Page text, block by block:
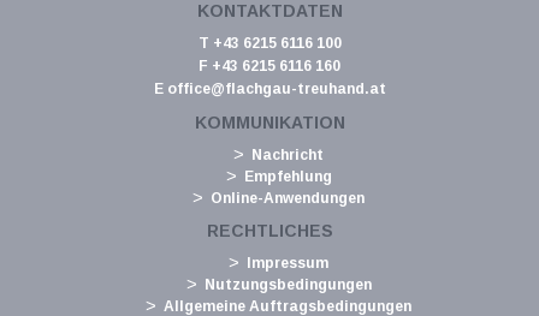
KONTAKTDATEN
T +43 6215 6116 100
F +43 6215 6116 160
E office@flachgau-treuhand.at
KOMMUNIKATION
Nachricht
Empfehlung
Online-Anwendungen
RECHTLICHES
Impressum
Nutzungsbedingungen
Allgemeine Auftragsbedingungen